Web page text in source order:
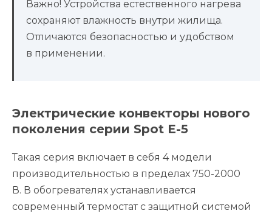
Важно! Устройства естественного нагрева
сохраняют влажность внутри жилища.
Отличаются безопасностью и удобством
в применении.
Электрические конвекторы нового
поколения серии Spot E-5
Такая серия включает в себя 4 модели
производительностью в пределах 750-2000
В. В обогревателях устанавливается
современный термостат с защитной системой